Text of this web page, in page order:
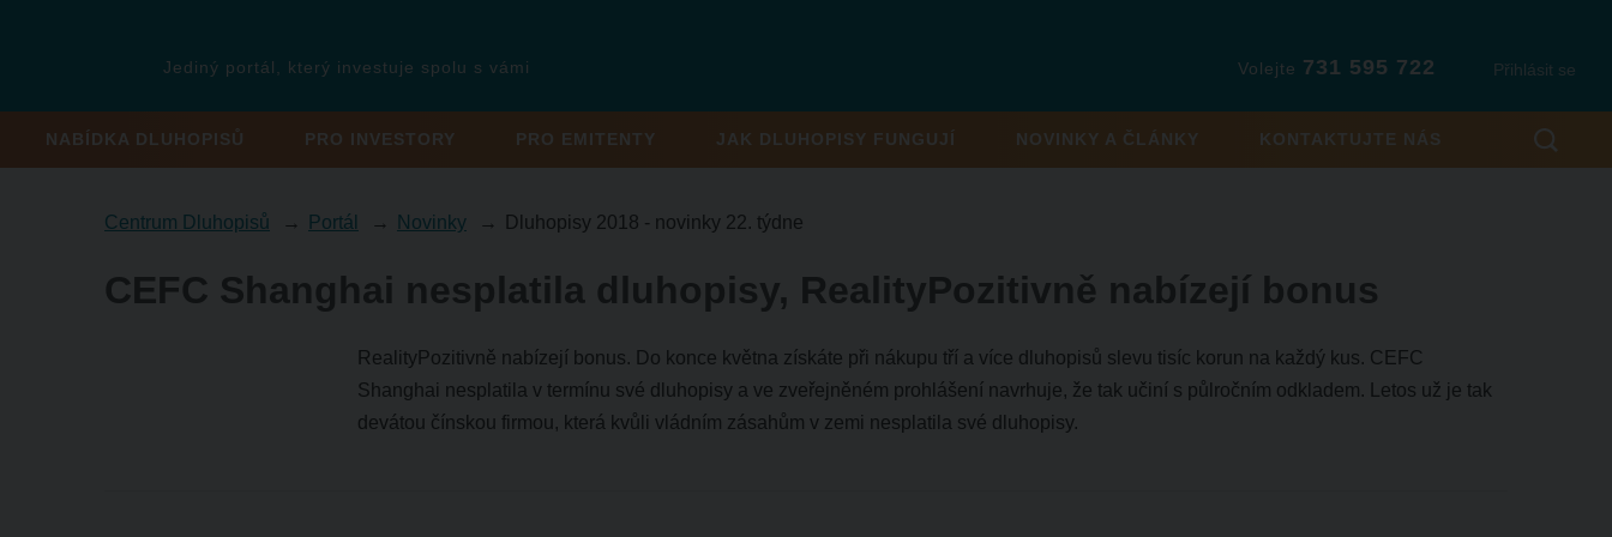
Jediný portál, který investuje spolu s vámi Přihlásit se
Volejte 731 595 722
NABÍDKA DLUHOPISŮ PRO INVESTORY PRO EMITENTY JAK DLUHOPISY FUNGUJÍ NOVINKY A ČLÁNKY KONTAKTUJTE NÁS
Centrum Dluhopisů Portál Novinky Dluhopisy 2018 - novinky 22. týdne
CEFC Shanghai nesplatila dluhopisy, RealityPozitivně nabízejí bonus
RealityPozitivně nabízejí bonus. Do konce května získáte při nákupu tří a více dluhopisů slevu tisíc korun na každý kus. CEFC
Shanghai nesplatila v termínu své dluhopisy a ve zveřejněném prohlášení navrhuje, že tak učiní s půlročním odkladem. Letos už je tak
devátou čínskou firmou, která kvůli vládním zásahům v zemi nesplatila své dluhopisy.